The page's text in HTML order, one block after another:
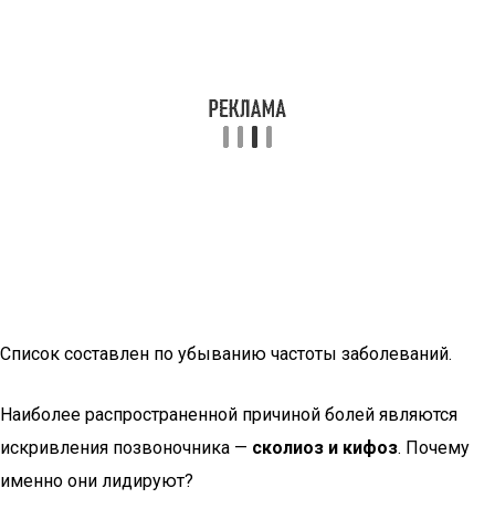
Список составлен по убыванию частоты заболеваний.
Наиболее распространенной причиной болей являются
искривления позвоночника — сколиоз и кифоз. Почему
именно они лидируют?